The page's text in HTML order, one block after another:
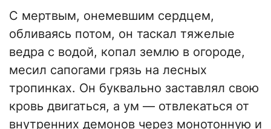
С мертвым, онемевшим сердцем,
обливаясь потом, он таскал тяжелые
ведра с водой, копал землю в огороде,
месил сапогами грязь на лесных
тропинках. Он буквально заставлял свою
кровь двигаться, а ум — отвлекаться от
внутренних демонов через монотонную и